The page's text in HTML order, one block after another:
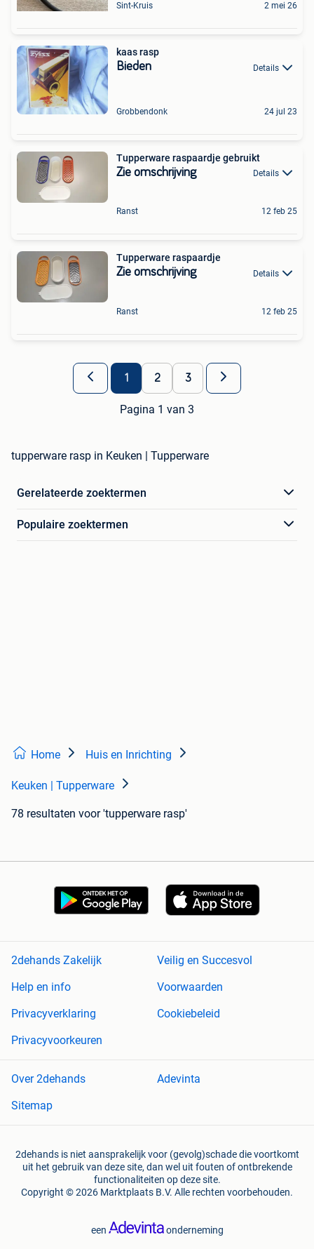
Sint-Kruis 2 mei 26
kaas rasp
Bieden Details
Grobbendonk 24 jul 23
Tupperware raspaardje gebruikt
Zie omschrijving Details
Ranst 12 feb 25
Tupperware raspaardje
Zie omschrijving Details
Ranst 12 feb 25
1 2 3
Pagina 1 van 3
tupperware rasp in Keuken | Tupperware
Gerelateerde zoektermen
Populaire zoektermen
Home Huis en Inrichting
Keuken | Tupperware
78 resultaten voor 'tupperware rasp'
2dehands Zakelijk
Veilig en Succesvol
Help en info
Voorwaarden
Privacyverklaring
Cookiebeleid
Privacyvoorkeuren
Over 2dehands
Adevinta
Sitemap
2dehands is niet aansprakelijk voor (gevolg)schade die voortkomt
uit het gebruik van deze site, dan wel uit fouten of ontbrekende
functionaliteiten op deze site.
Copyright © 2026 Marktplaats B.V. Alle rechten voorbehouden.
een onderneming